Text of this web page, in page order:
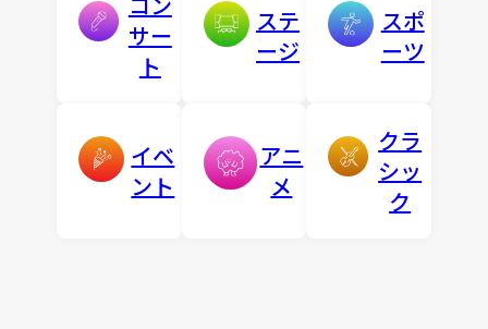
サー
ト
ステ
ージ
スポ
ーツ
イベ
ント
アニ
メ
クラ
シッ
ク